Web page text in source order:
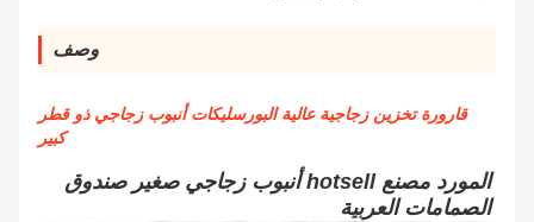
وصف
قارورة تخزين زجاجية عالية البورسليكات أنبوب زجاجي ذو قطر
كبير
المورد مصنع hotsell أنبوب زجاجي صغير صندوق
الصمامات العربية